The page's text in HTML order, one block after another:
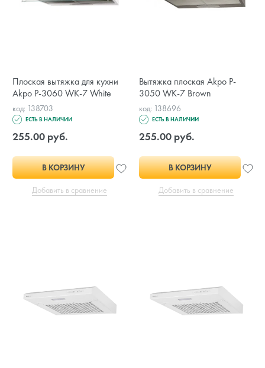
Плоская вытяжка для кухни
Akpo P-3060 WK-7 White
код: 138703
ЕСТЬ В НАЛИЧИИ
255.00 руб.
В КОРЗИНУ
Добавить в сравнение
Вытяжка плоская Akpo P-
3050 WK-7 Brown
код: 138696
ЕСТЬ В НАЛИЧИИ
255.00 руб.
В КОРЗИНУ
Добавить в сравнение